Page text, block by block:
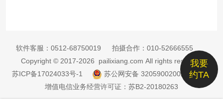
我要
约TA
软件客服： 0512-68750019 拍摄合作： 010-52666555
Copyright © 2017-2026 pailixiang.com All rights reserved
苏ICP备17024033号-1
苏公网安备 32059002002885号
增值电信业务经营许可证：苏B2-20180263